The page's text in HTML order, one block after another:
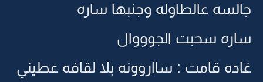
جالسه عالطاوله وجنبها ساره
ساره سحبت الجوووال
غاده قامت : سااروونه بلا لقافه عطيني